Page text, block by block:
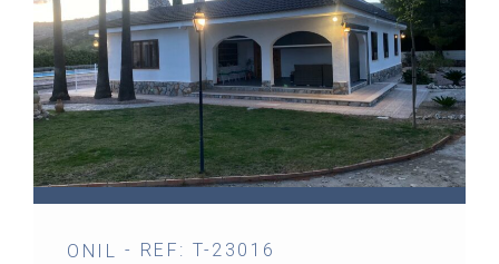
ONIL - REF: T-23016